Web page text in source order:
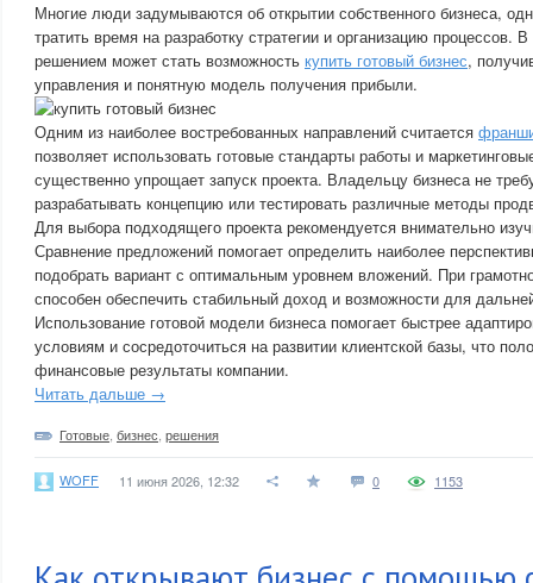
Многие люди задумываются об открытии собственного бизнеса,
тратить время на разработку стратегии и организацию процессов.
решением может стать возможность купить готовый бизнес,
управления и понятную модель получения прибыли.
Одним из наиболее востребованных направлений считается
позволяет использовать готовые стандарты работы и
существенно упрощает запуск проекта. Владельцу бизнеса не
разрабатывать концепцию или тестировать различные методы
Для выбора подходящего проекта рекомендуется внимательно
Сравнение предложений помогает определить наиболее
подобрать вариант с оптимальным уровнем вложений. При
способен обеспечить стабильный доход и возможности для
Использование готовой модели бизнеса помогает быстрее
условиям и сосредоточиться на развитии клиентской базы, что
финансовые результаты компании.
Читать дальше →
Готовые бизнес решения
WOFF 11 июня 2026, 12:32 0 1153